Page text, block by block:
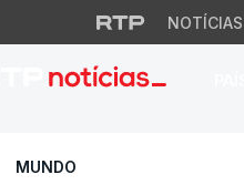
NOTÍCIAS
Países
MUNDO